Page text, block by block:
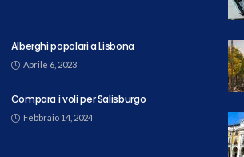
Alberghi popolari a Lisbona
Aprile 6, 2023
Compara i voli per Salisburgo
Febbraio 14, 2024